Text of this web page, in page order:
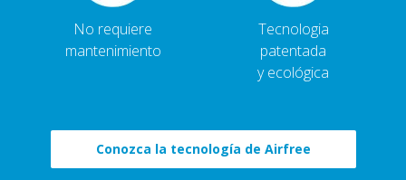
No requiere
mantenimiento
Tecnologia
patentada
y ecológica
Conozca la tecnología de Airfree